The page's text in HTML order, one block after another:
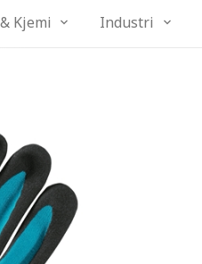
Kjemi Industri